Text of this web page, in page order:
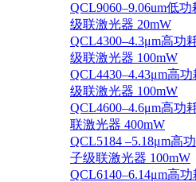
QCL9060–9.06um低
级联激光器 20mW
QCL4300–4.3μm高功
级联激光器 100mW
QCL4430–4.43μm高
级联激光器 100mW
QCL4600–4.6μm高功
联激光器 400mW
QCL5184 –5.18μm高
子级联激光器 100mW
QCL6140–6.14μm高